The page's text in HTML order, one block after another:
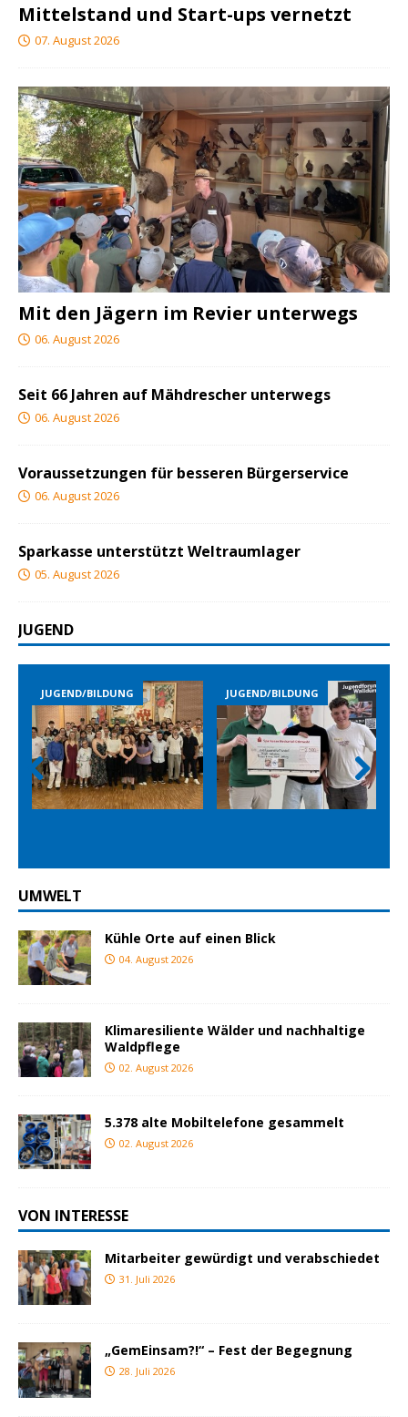
Mittelstand und Start-ups vernetzt
07. August 2026
Mit den Jägern im Revier unterwegs
06. August 2026
Seit 66 Jahren auf Mähdrescher unterwegs
06. August 2026
Voraussetzungen für besseren Bürgerservice
06. August 2026
Sparkasse unterstützt Weltraumlager
05. August 2026
JUGEND
JUGEND/BILDUNG JUGEND/BILDUNG
Prev
ious
Nex
t
UMWELT
Kühle Orte auf einen Blick
04. August 2026
Klimaresiliente Wälder und nachhaltige
Waldpflege
02. August 2026
5.378 alte Mobiltelefone gesammelt
02. August 2026
VON INTERESSE
Mitarbeiter gewürdigt und verabschiedet
31. Juli 2026
„GemEinsam?!“ – Fest der Begegnung
28. Juli 2026